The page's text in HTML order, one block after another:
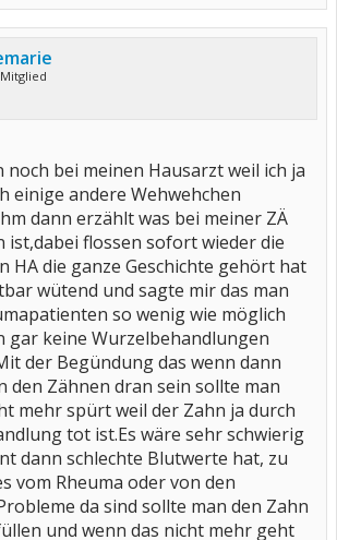
noch bei meinen Hausarzt weil ich ja
einige andere Wehwehchen
dann erzählt was bei meiner ZÄ
ist,dabei flossen sofort wieder die
HA die ganze Geschichte gehört hat
wütend und sagte mir das man
so wenig wie möglich
gar keine Wurzelbehandlungen
der Begündung das wenn dann
den Zähnen dran sein sollte man
mehr spürt weil der Zahn ja durch
tot ist.Es wäre sehr schwierig
dann schlechte Blutwerte hat, zu
vom Rheuma oder von den
da sind sollte man den Zahn
und wenn das nicht mehr geht